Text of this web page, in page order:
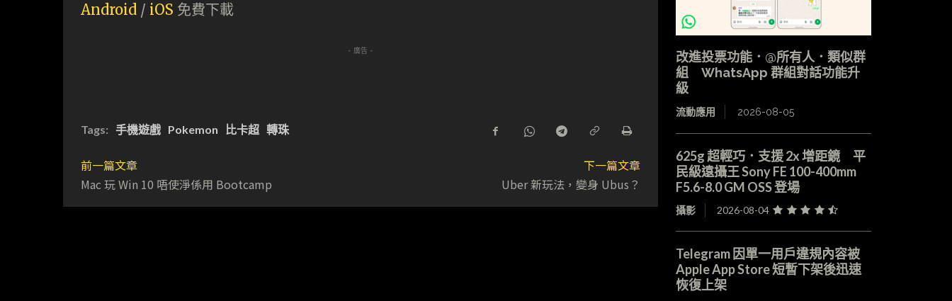
Android / iOS 免費下載
- 廣告 -
Tags: 手機遊戲 Pokemon 比卡超 轉珠
前一篇文章
Mac 玩 Win 10 唔使淨係用 Bootcamp
下一篇文章
Uber 新玩法，變身 Ubus？
改進投票功能．@所有人．類似群
組 WhatsApp 群組對話功能升
級
流動應用 2026-08-05
625g 超輕巧．支援 2x 增距鏡 平
民級遠攝王 Sony FE 100-400mm
F5.6-8.0 GM OSS 登場
攝影 2026-08-04
Telegram 因單一用戶違規內容被
Apple App Store 短暫下架後迅速
恢復上架